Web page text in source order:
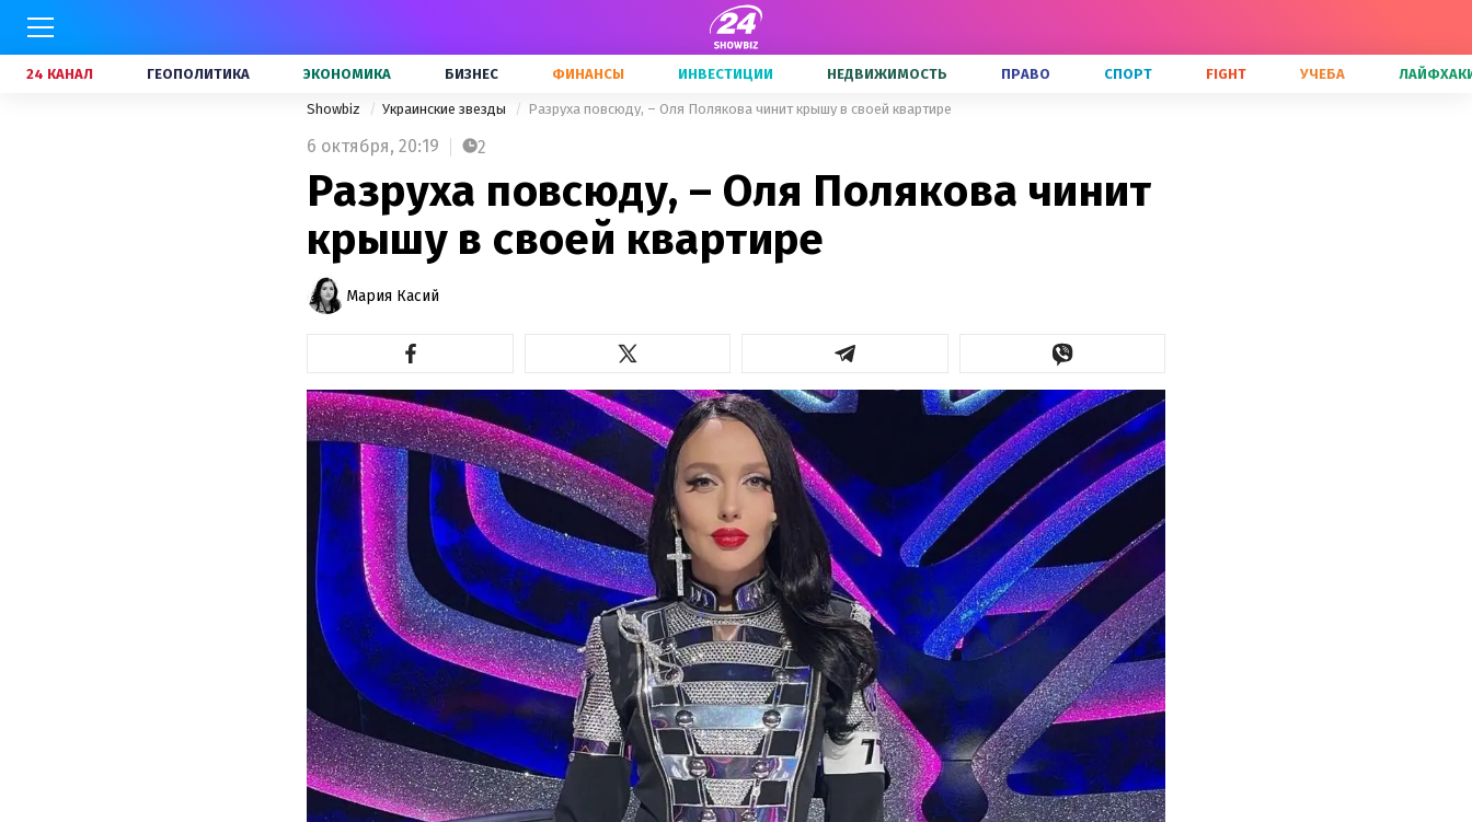
24 КАНАЛ ГЕОПОЛИТИКА ЭКОНОМИКА БИЗНЕС ФИНАНСЫ ИНВЕСТИЦИИ НЕДВИЖИМОСТЬ ПРАВО СПОРТ FIGHT УЧЕБА
Showbiz Украинские звезды Разруха повсюду, – Оля Полякова чинит крышу в своей квартире
6 октября, 20:19 2
Разруха повсюду, – Оля Полякова чинит
крышу в своей квартире
Мария Касий